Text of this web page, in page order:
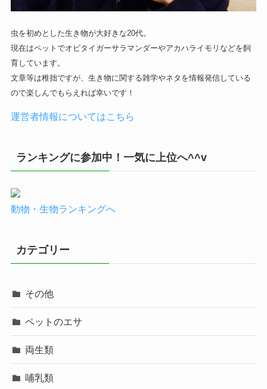
虫を初めとした生き物が大好きな20代。
現在はペットでオビタイガーサラマンダーやアカハライモリなどを飼
育しています。
文章等は稚拙ですが、生き物に関する雑学やネタを情報発信している
ので楽しんでもらえれば幸いです！
運営者情報についてはこちら
ランキングに参加中！一気に上位へ^^v
動物・生物ランキングへ
カテゴリー
その他
ペットのエサ
両生類
哺乳類